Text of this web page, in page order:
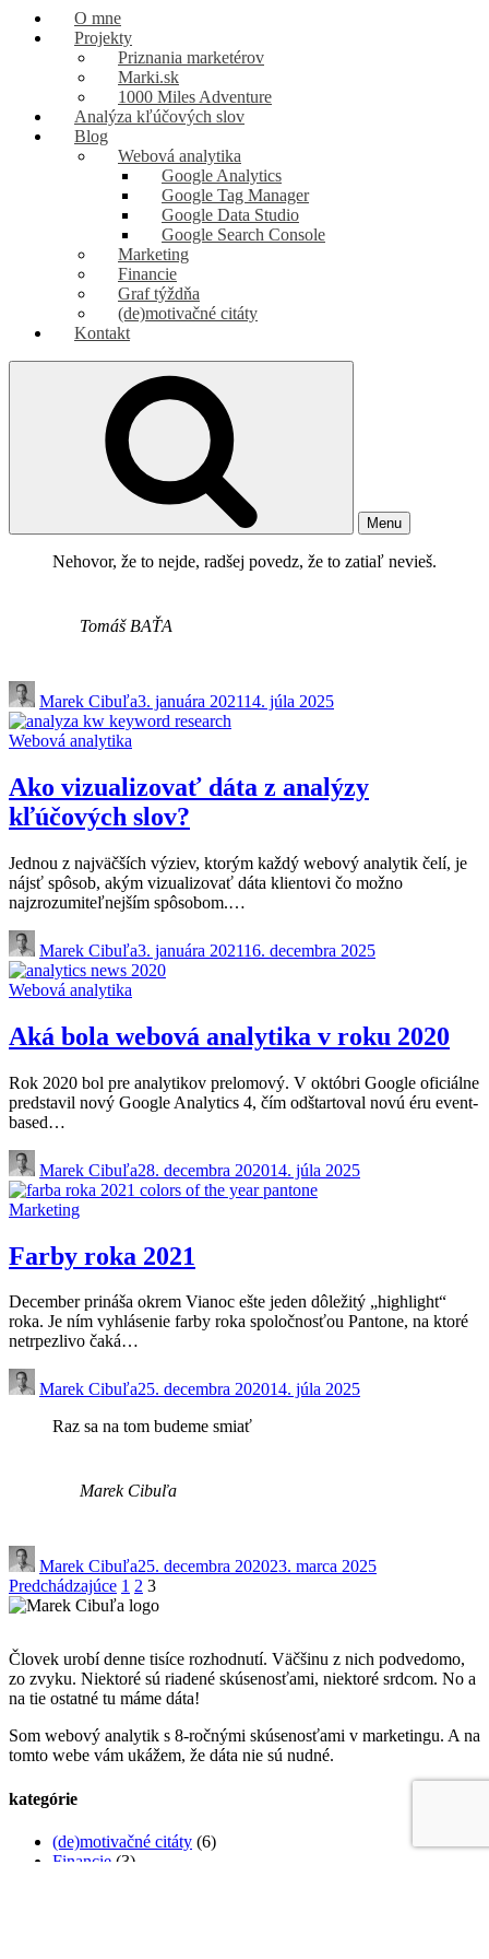
Marek Cibuľa
marketing | SEO | webová analytika
O mne
Projekty
Priznania marketérov
Marki.sk
1000 Miles Adventure
Analýza kľúčových slov
Blog
Webová analytika
Google Analytics
Google Tag Manager
Google Data Studio
Google Search Console
Marketing
Financie
Graf týždňa
(de)motivačné citáty
Kontakt
Menu
Nehovor, že to nejde, radšej povedz, že to zatiaľ nevieš.
Tomáš BAŤA
Marek Cibuľa3. januára 202114. júla 2025
Webová analytika
Ako vizualizovať dáta z analýzy
kľúčových slov?
Jednou z najväčších výziev, ktorým každý webový analytik čelí, je
nájsť spôsob, akým vizualizovať dáta klientovi čo možno
najzrozumiteľnejším spôsobom.…
Marek Cibuľa3. januára 202116. decembra 2025
Webová analytika
Aká bola webová analytika v roku 2020
Rok 2020 bol pre analytikov prelomový. V októbri Google oficiálne
predstavil nový Google Analytics 4, čím odštartoval novú éru event-
based…
Marek Cibuľa28. decembra 202014. júla 2025
Marketing
Farby roka 2021
December prináša okrem Vianoc ešte jeden dôležitý „highlight“
roka. Je ním vyhlásenie farby roka spoločnosťou Pantone, na ktoré
netrpezlivo čaká…
Marek Cibuľa25. decembra 202014. júla 2025
Raz sa na tom budeme smiať
Marek Cibuľa
Marek Cibuľa25. decembra 202023. marca 2025
Stránkovanie
príspevkov
Predchádzajúce 1 2 3
Človek urobí denne tisíce rozhodnutí. Väčšinu z nich podvedomo,
zo zvyku. Niektoré sú riadené skúsenosťami, niektoré srdcom. No a
na tie ostatné tu máme dáta!
Som webový analytik s 8-ročnými skúsenosťami v marketingu. A na
tomto webe vám ukážem, že dáta nie sú nudné.
kategórie
(de)motivačné citáty (6)
Financie (3)